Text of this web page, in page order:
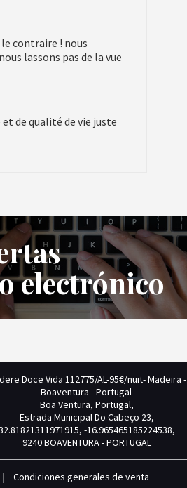
contraire ! nous
lassons pas de la vue
de qualité de vie juste
electrónico
Doce Vida 112775/AL-95€/nuit- Madeira -
Boaventura - Portugal
Boa Ventura, Portugal,
Estrada Municipal Do Cabeço 23,
-16.965465185224538,
9240 BOAVENTURA - PORTUGAL
| Condiciones generales de venta